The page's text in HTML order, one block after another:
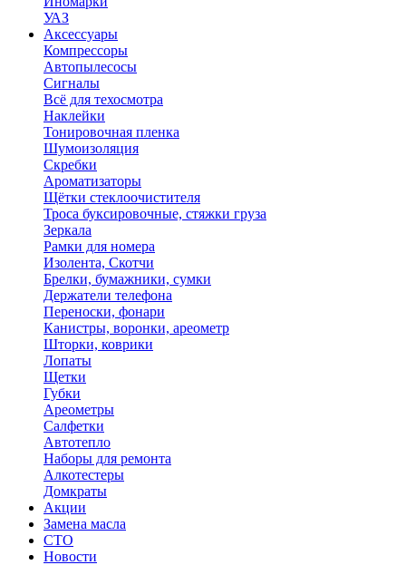
УАЗ
Аксесcуары
Компрессоры
Автопылесосы
Сигналы
Всё для техосмотра
Наклейки
Тонировочная пленка
Шумоизоляция
Скребки
Ароматизаторы
Щётки стеклоочистителя
Троса буксировочные, стяжки груза
Зеркала
Рамки для номера
Изолента, Скотчи
Брелки, бумажники, сумки
Держатели телефона
Переноски, фонари
Канистры, воронки, ареометр
Шторки, коврики
Лопаты
Щетки
Губки
Ареометры
Салфетки
Автотепло
Наборы для ремонта
Алкотестеры
Домкраты
Акции
Замена масла
СТО
Новости